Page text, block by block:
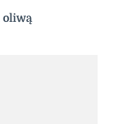
oliwą